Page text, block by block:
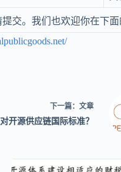
交。我们也欢迎你在下
下一篇： 文章
开源供应链国际标准？